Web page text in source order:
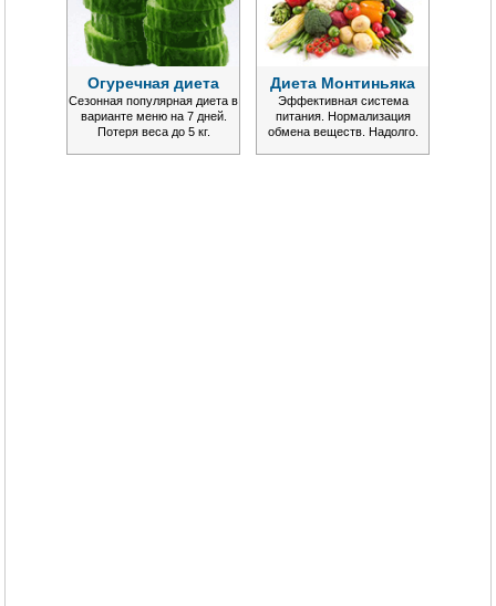
Огуречная диета
Сезонная популярная диета в
варианте меню на 7 дней.
Потеря веса до 5 кг.
Диета Монтиньяка
Эффективная система
питания. Нормализация
обмена веществ. Надолго.